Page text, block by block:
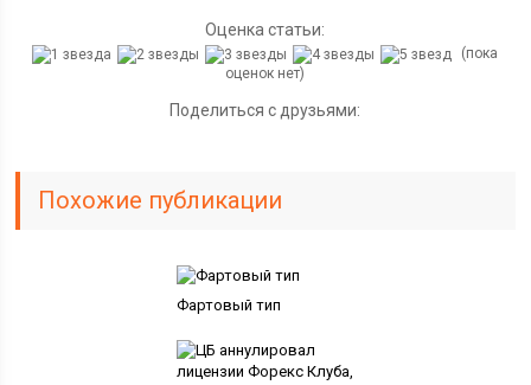
Оценка статьи:
(пока
оценок нет)
Поделиться с друзьями:
Похожие публикации
Фартовый тип